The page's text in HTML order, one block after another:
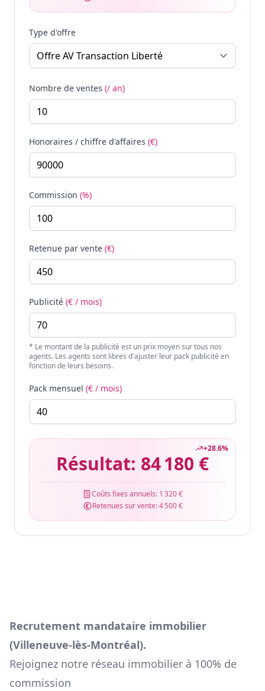
Type d'offre
Nombre de ventes (/ an)
Honoraires / chiffre d'affaires (€)
Commission (%)
Retenue par vente (€)
Publicité (€ / mois)
* Le montant de la publicité est un prix moyen sur tous nos
agents. Les agents sont libres d'ajuster leur pack publicité en
fonction de leurs besoins.
Pack mensuel (€ / mois)
+28.6%
Résultat: 84 180 €
Coûts fixes annuels: 1 320 €
Retenues sur vente:4 500 €
Recrutement mandataire immobilier
(Villeneuve-lès-Montréal).
Rejoignez notre réseau immobilier à 100% de
commission